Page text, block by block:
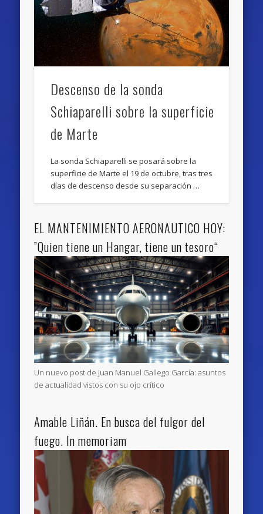
Descenso de la sonda
Schiaparelli sobre la superficie
de Marte
La sonda Schiaparelli se posará sobre la
superficie de Marte el 19 de octubre, tras tres
días de descenso desde su separación …
EL MANTENIMIENTO AERONAUTICO HOY:
”Quien tiene un Hangar, tiene un tesoro“
Un nuevo post de Juan Manuel Gallego García: asuntos
de actualidad vistos con su ojo crítico
Amable Liñán. En busca del fulgor del
fuego. In memoriam